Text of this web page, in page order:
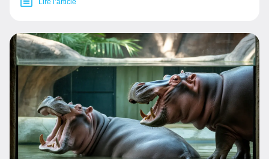
Lire l’article